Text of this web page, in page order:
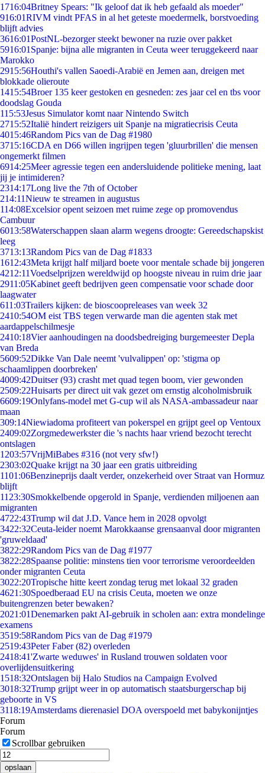
1716:04Britney Spears: "Ik geloof dat ik heb gefaald als moeder"
916:01RIVM vindt PFAS in al het geteste moedermelk, borstvoeding
blijft advies
3616:01PostNL-bezorger steekt bewoner na ruzie over pakket
5916:01 Spanje: bijna alle migranten in Ceuta weer teruggekeerd naar
Marokko
2915:56Houthi's vallen Saoedi-Arabië en Jemen aan, dreigen met
blokkade olieroute
1415:54Broer 135 keer gestoken en gesneden: zes jaar cel en tbs voor
doodslag Gouda
115:53Jesus Simulator komt naar Nintendo Switch
2715:52Italië hindert reizigers uit Spanje na migratiecrisis Ceuta
4015:46Random Pics van de Dag #1980
3715:16CDA en D66 willen ingrijpen tegen 'gluurbrillen' die mensen
ongemerkt filmen
6914:25Meer agressie tegen een andersluidende politieke mening, laat
jij je intimideren?
2314:17Long live the 7th of October
214:11Nieuw te streamen in augustus
114:08Excelsior opent seizoen met ruime zege op promovendus
Cambuur
6013:58Waterschappen slaan alarm wegens droogte: Gereedschapskist
leeg
3713:13Random Pics van de Dag #1833
1612:43Meta krijgt half miljard boete voor mentale schade bij jongeren
4212:11Voedselprijzen wereldwijd op hoogste niveau in ruim drie jaar
2911:05Kabinet geeft bedrijven geen compensatie voor schade door
laagwater
611:03Trailers kijken: de bioscoopreleases van week 32
2410:54OM eist TBS tegen verwarde man die agenten stak met
aardappelschilmesje
2410:18Vier aanhoudingen na doodsbedreiging burgemeester Depla
van Breda
5609:52Dikke Van Dale neemt 'vulvalippen' op: 'stigma op
schaamlippen doorbreken'
4009:42Duitser (93) crasht met quad tegen boom, vier gewonden
2509:22Huisarts per direct uit vak gezet om ernstig alcoholmisbruik
6609:19Onlyfans-model met G-cup wil als NASA-ambassadeur naar
maan
309:14Niewiadoma profiteert van pokerspel en grijpt geel op Ventoux
2409:02Zorgmedewerkster die 's nachts haar vriend bezocht terecht
ontslagen
1203:57VrijMiBabes #316 (not very sfw!)
2303:02Quake krijgt na 30 jaar een gratis uitbreiding
1101:06Benzineprijs daalt verder, onzekerheid over Straat van Hormuz
blijft
11 23:30Smokkelbende opgerold in Spanje, verdienden miljoenen aan
migranten
4722:43Trump wil dat J.D. Vance hem in 2028 opvolgt
3422:32Ceuta-leider noemt Marokkaanse grensaanval door migranten
'gruweldaad'
3822:29Random Pics van de Dag #1977
3822:28Spaanse politie: minstens tien voor terrorisme veroordeelden
onder migranten Ceuta
3022:20Tropische hitte keert zondag terug met lokaal 32 graden
4621:30Spoedberaad EU na crisis Ceuta, moeten we onze
buitengrenzen beter bewaken?
2021:01Denemarken pakt AI-gebruik in scholen aan: extra mondelinge
examens
3519:58Random Pics van de Dag #1979
2519:43Peter Faber (82) overleden
2418:41'Zwarte weduwes' in Rusland trouwen soldaten voor
overlijdensuitkering
1518:32Ontslagen bij Halo Studios na Campaign Evolved
3018:32Trump grijpt weer in op automatisch staatsburgerschap bij
geboorte in VS
3118:19Amsterdams dierenasiel DOA overspoeld met babykonijntjes
Forum
Forum
Scrollbar gebruiken
opslaan